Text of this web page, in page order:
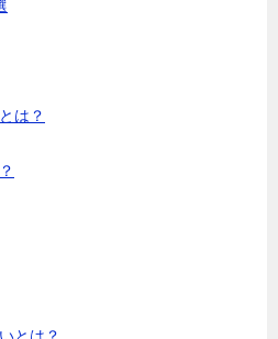
は？
とは？